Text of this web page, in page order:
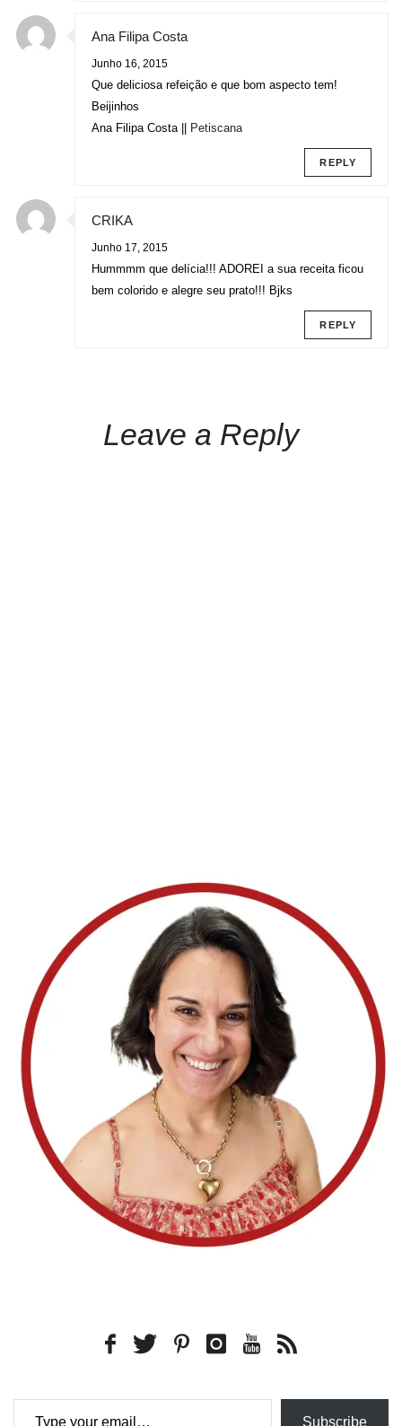
Ana Filipa Costa
Junho 16, 2015
Que deliciosa refeição e que bom aspecto tem!
Beijinhos
Ana Filipa Costa ||
Petiscana
REPLY
CRIKA
Junho 17, 2015
Hummmm que delícia!!! ADOREI a sua receita ficou
bem colorido e alegre seu prato!!! Bjks
REPLY
Leave a Reply
Type your email…
Subscribe